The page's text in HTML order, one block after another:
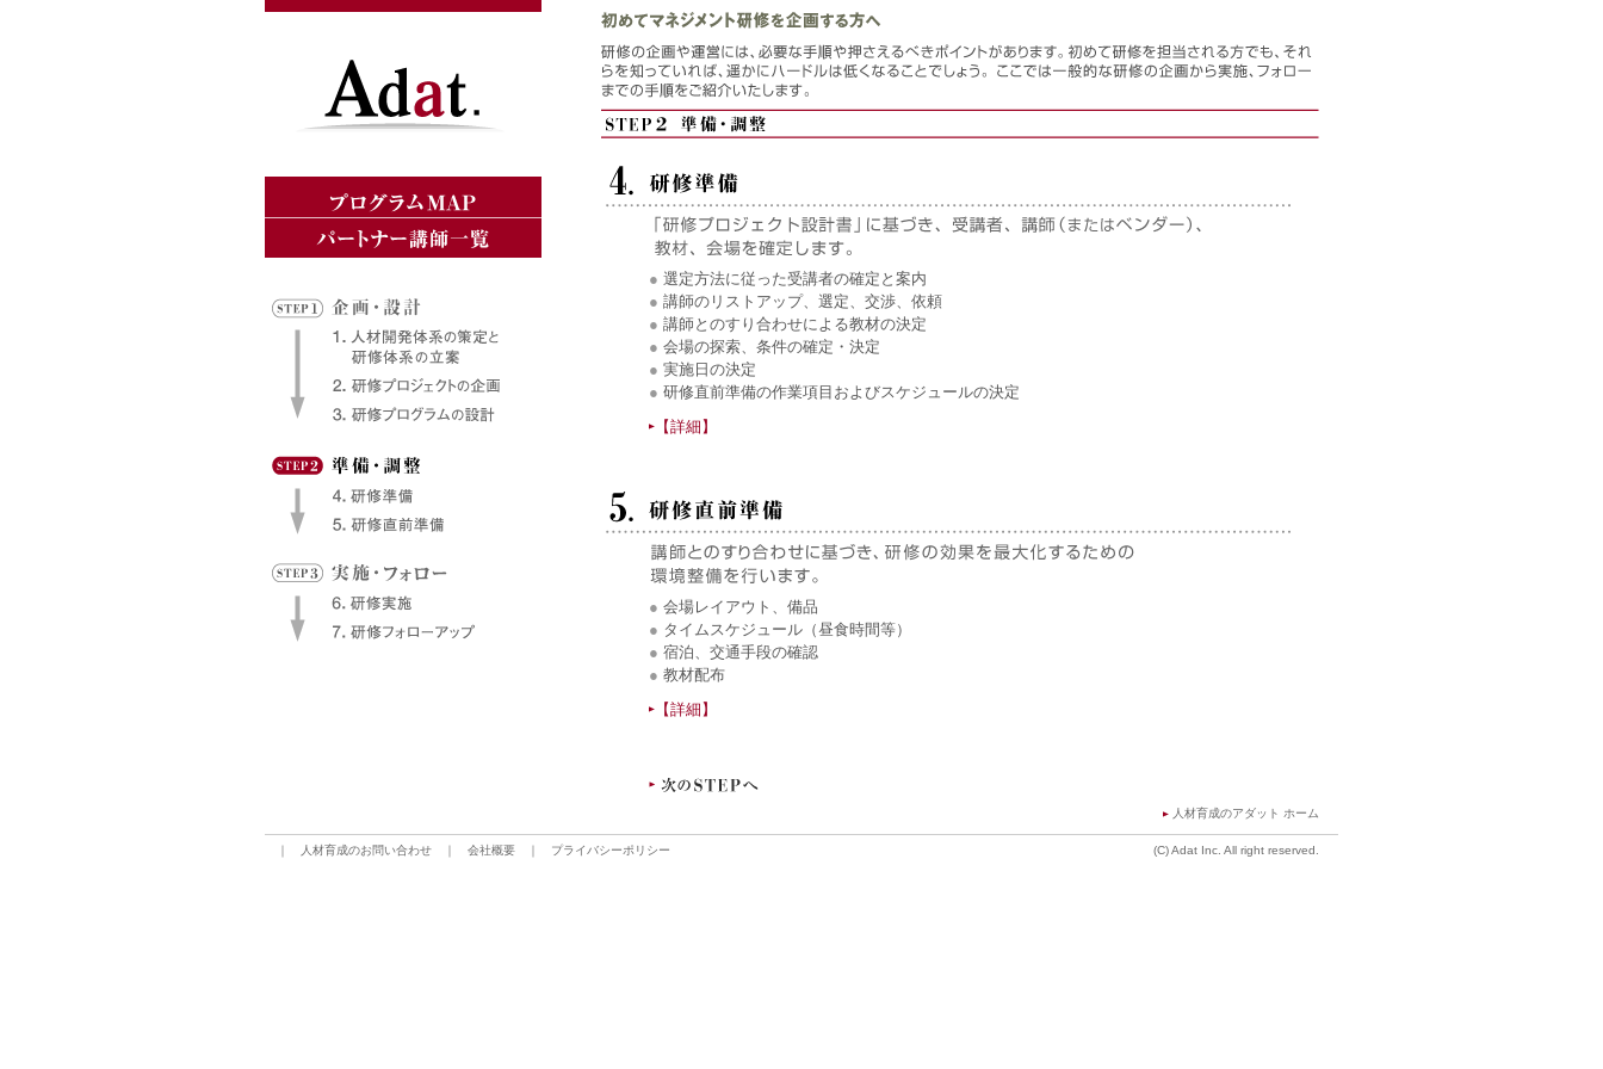
● 選定方法に従った受講者の確定と案内
● 講師のリストアップ、選定、交渉、依頼
● 講師とのすり合わせによる教材の決定
● 会場の探索、条件の確定・決定
● 実施日の決定
● 研修直前準備の作業項目およびスケジュールの決定
【詳細】
● 会場レイアウト、備品
● タイムスケジュール（昼食時間等）
● 宿泊、交通手段の確認
● 教材配布
【詳細】
人材育成のアダット ホーム
｜ 人材育成のお問い合わせ ｜ 会社概要 ｜ プライバシーポリシー (C) Adat Inc. All right reserved.